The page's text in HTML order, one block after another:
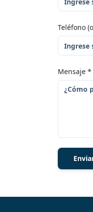
Teléfono
Mensaje *